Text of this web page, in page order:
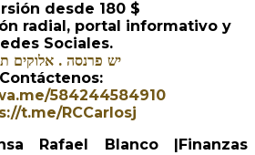
desde 180 $
radial, portal informativo y
Sociales.
יש פרנסה . אלוקים
Contáctenos:
584244584910
t.me/RCCarlosj
Rafael Blanco |Finanzas